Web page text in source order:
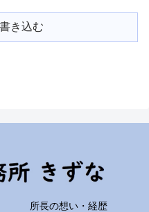
き込む
所長の想い・経歴